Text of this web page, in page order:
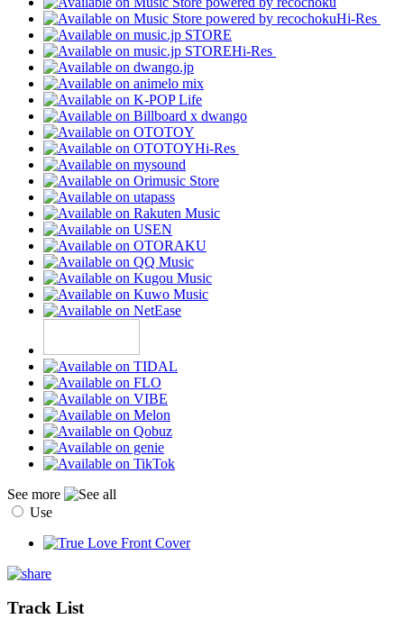
Hi-Res
Hi-Res
Hi-Res
See more
Use
Track List